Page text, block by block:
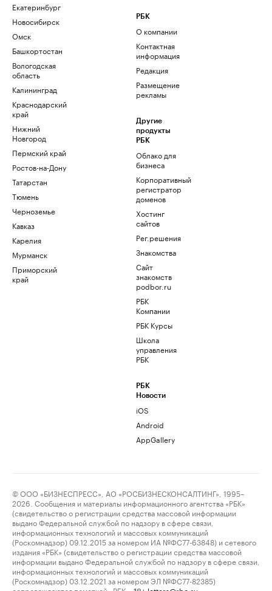
Екатеринбург
Новосибирск
Омск
Башкортостан
Вологодская
область
Калининград
Краснодарский
край
Нижний
Новгород
Пермский край
Ростов-на-Дону
Татарстан
Тюмень
Черноземье
Кавказ
Карелия
Мурманск
Приморский
край
РБК
О компании
Контактная
информация
Редакция
Размещение
рекламы
Другие
продукты
РБК
Облако для
бизнеса
Корпоративный
регистратор
доменов
Хостинг
сайтов
Рег.решения
Знакомства
Сайт
знакомств
podbor.ru
РБК
Компании
РБК Курсы
Школа
управления
РБК
РБК
Новости
iOS
Android
AppGallery
© ООО «БИЗНЕСПРЕСС», АО «РОСБИЗНЕСКОНСАЛТИНГ», 1995–
2026. Сообщения и материалы информационного агентства «РБК»
(свидетельство о регистрации средства массовой информации
выдано Федеральной службой по надзору в сфере связи,
информационных технологий и массовых коммуникаций
(Роскомнадзор) 09.12.2015 за номером ИА №ФС77-63848) и сетевого
издания «РБК» (свидетельство о регистрации средства массовой
информации выдано Федеральной службой по надзору в сфере связи,
информационных технологий и массовых коммуникаций
(Роскомнадзор) 03.12.2021 за номером ЭЛ №ФС77-82385)